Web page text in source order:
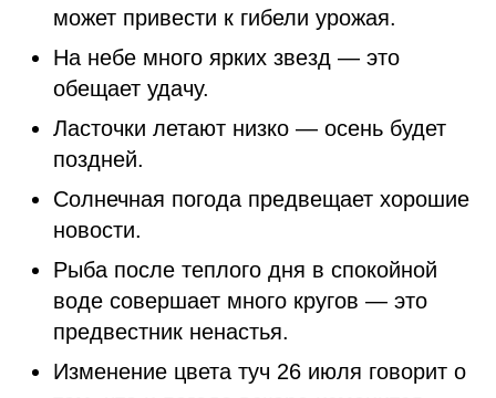
может привести к гибели урожая.
На небе много ярких звезд — это
обещает удачу.
Ласточки летают низко — осень будет
поздней.
Солнечная погода предвещает хорошие
новости.
Рыба после теплого дня в спокойной
воде совершает много кругов — это
предвестник ненастья.
Изменение цвета туч 26 июля говорит о